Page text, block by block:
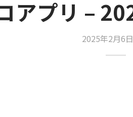
アプリ –
2025年2月6